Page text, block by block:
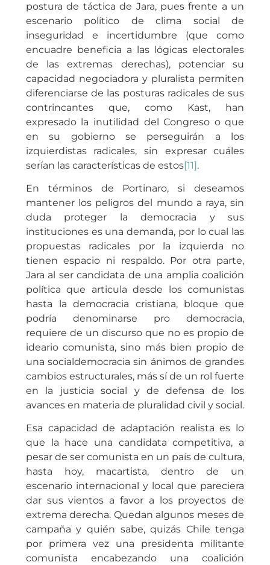
postura de táctica de Jara, pues frente a un
escenario político de clima social de
inseguridad e incertidumbre (que como
encuadre beneficia a las lógicas electorales
de las extremas derechas), potenciar su
capacidad negociadora y pluralista permiten
diferenciarse de las posturas radicales de sus
contrincantes que, como Kast, han
expresado la inutilidad del Congreso o que
en su gobierno se perseguirán a los
izquierdistas radicales, sin expresar cuáles
serían las características de estos[11].
En términos de Portinaro, si deseamos
mantener los peligros del mundo a raya, sin
duda proteger la democracia y sus
instituciones es una demanda, por lo cual las
propuestas radicales por la izquierda no
tienen espacio ni respaldo. Por otra parte,
Jara al ser candidata de una amplia coalición
política que articula desde los comunistas
hasta la democracia cristiana, bloque que
podría denominarse pro democracia,
requiere de un discurso que no es propio de
ideario comunista, sino más bien propio de
una socialdemocracia sin ánimos de grandes
cambios estructurales, más sí de un rol fuerte
en la justicia social y de defensa de los
avances en materia de pluralidad civil y social.
Esa capacidad de adaptación realista es lo
que la hace una candidata competitiva, a
pesar de ser comunista en un país de cultura,
hasta hoy, macartista, dentro de un
escenario internacional y local que pareciera
dar sus vientos a favor a los proyectos de
extrema derecha. Quedan algunos meses de
campaña y quién sabe, quizás Chile tenga
por primera vez una presidenta militante
comunista encabezando una coalición